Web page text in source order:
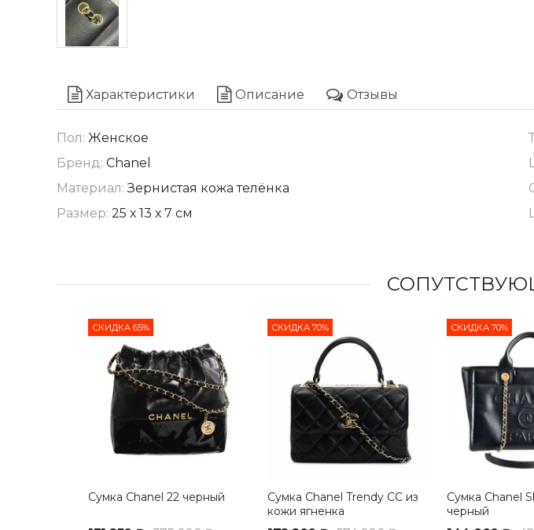
Характеристики Описание Отзывы
Пол: Женское
Бренд: Chanel
Материал: Зернистая кожа телёнка
Размер: 25 х 13 х 7 см
СКИДКА 65%
Сумка Chanel 22 черный
СКИДКА 70%
Сумка Chanel Trendy CC из
кожи ягненка
СКИДКА 70%
Сумка Chanel
черный